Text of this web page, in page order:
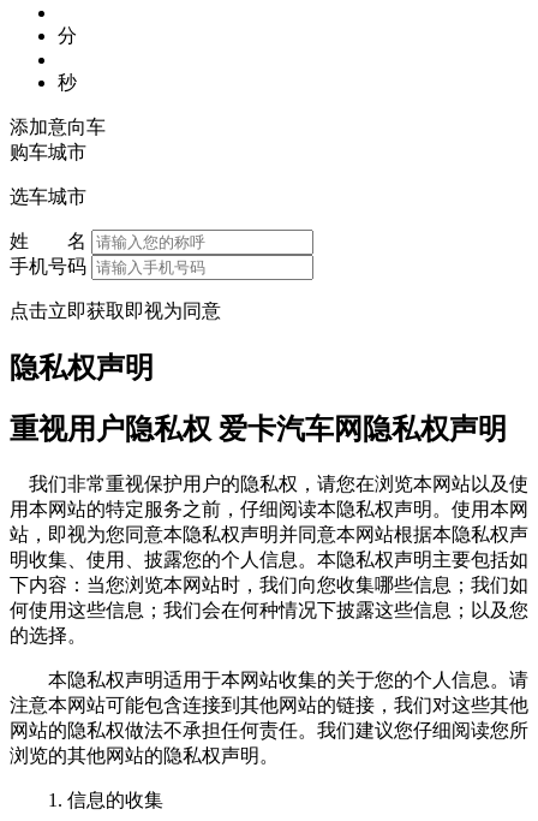
分
秒
添加意向车
购车城市
选车城市
姓 名
手机号码
点击立即获取即视为同意
隐私权声明
重视用户隐私权 爱卡汽车网隐私权声明
我们非常重视保护用户的隐私权，请您在浏览本网站以及使
用本网站的特定服务之前，仔细阅读本隐私权声明。使用本网
站，即视为您同意本隐私权声明并同意本网站根据本隐私权声
明收集、使用、披露您的个人信息。本隐私权声明主要包括如
下内容：当您浏览本网站时，我们向您收集哪些信息；我们如
何使用这些信息；我们会在何种情况下披露这些信息；以及您
的选择。
本隐私权声明适用于本网站收集的关于您的个人信息。请
注意本网站可能包含连接到其他网站的链接，我们对这些其他
网站的隐私权做法不承担任何责任。我们建议您仔细阅读您所
浏览的其他网站的隐私权声明。
1. 信息的收集